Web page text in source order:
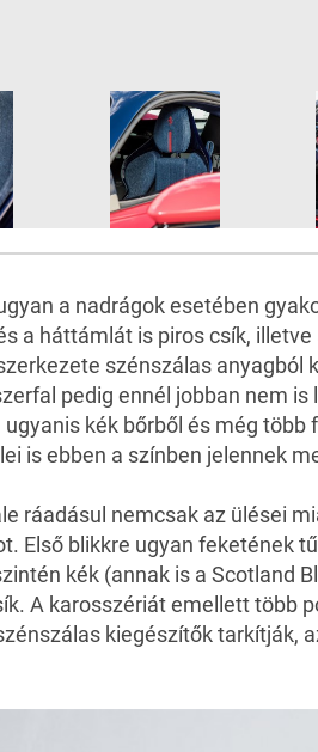
a nadrágok esetében
a háttámlát is piros csík,
szénszálas anyagból
pedig ennél jobban nem is
ugyanis kék bőrből és még
is ebben a színben jelennek
ráadásul nemcsak az ülései
Első blikkre ugyan feketének
kék (annak is a Scotland
A karosszériát emellett több
kiegészítők tarkítják,